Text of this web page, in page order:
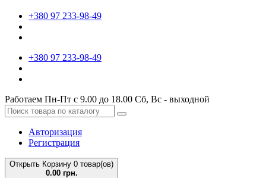
+380 97 233-98-49
+380 97 233-98-49
Работаем Пн-Пт с 9.00 до 18.00 Сб, Вс - выходной
Авторизация
Регистрация
Открыть Корзину 0 товар(ов)
0.00 грн.